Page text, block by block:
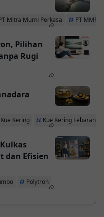
Mitra Murni Perkasa PT MMP
Pilihan
Rugi
Kue Kering Kue Kering Lebaran
dan Efisien
Polytron